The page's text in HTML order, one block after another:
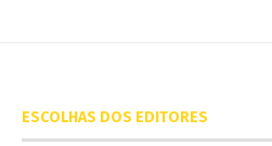
ESCOLHAS DOS EDITORES